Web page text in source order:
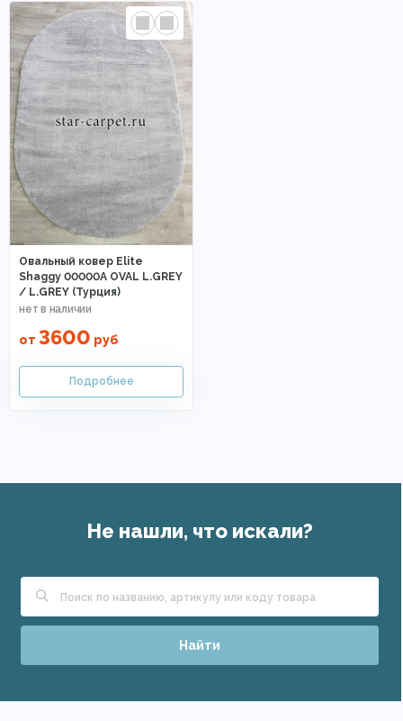
Овальный ковер Elite
Shaggy 00000A OVAL L.GREY
/ L.GREY (Турция)
от 3600 руб
Не нашли, что искали?
Найти